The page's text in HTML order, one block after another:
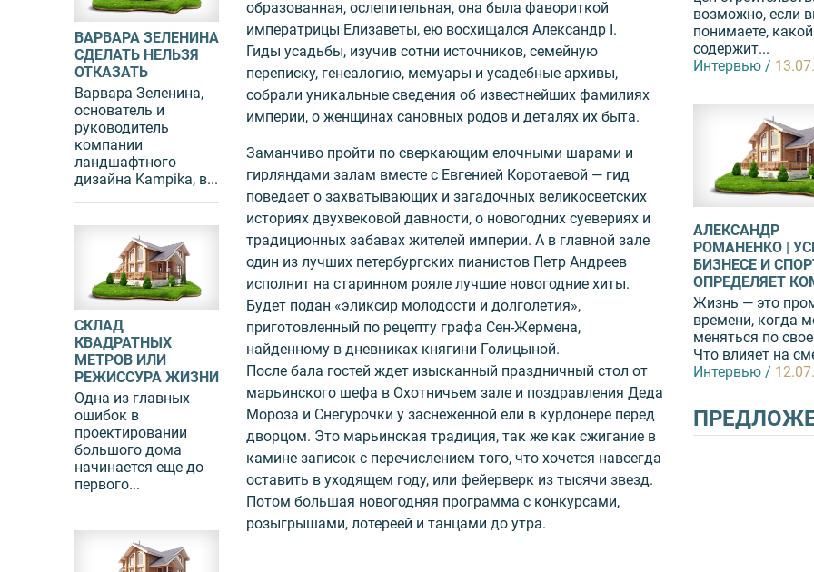
ВАРВАРА ЗЕЛЕНИНА
СДЕЛАТЬ НЕЛЬЗЯ
ОТКАЗАТЬ
Варвара Зеленина,
основатель и
руководитель
компании
ландшафтного
дизайна Kampika, в...
СКЛАД
КВАДРАТНЫХ
МЕТРОВ ИЛИ
РЕЖИССУРА ЖИЗНИ
Одна из главных
ошибок в
проектировании
большого дома
начинается еще до
первого...
образованная, ослепительная, она была фавориткой
императрицы Елизаветы, ею восхищался Александр I.
Гиды усадьбы, изучив сотни источников, семейную
переписку, генеалогию, мемуары и усадебные архивы,
собрали уникальные сведения об известнейших фамилиях
империи, о женщинах сановных родов и деталях их быта.
Заманчиво пройти по сверкающим елочными шарами и
гирляндами залам вместе с Евгенией Коротаевой — гид
поведает о захватывающих и загадочных великосветских
историях двухвековой давности, о новогодних суевериях и
традиционных забавах жителей империи. А в главной зале
один из лучших петербургских пианистов Петр Андреев
исполнит на старинном рояле лучшие новогодние хиты.
Будет подан «эликсир молодости и долголетия»,
приготовленный по рецепту графа Сен-Жермена,
найденному в дневниках княгини Голицыной.
После бала гостей ждет изысканный праздничный стол от
марьинского шефа в Охотничьем зале и поздравления Деда
Мороза и Снегурочки у заснеженной ели в курдонере перед
дворцом. Это марьинская традиция, так же как сжигание в
камине записок с перечислением того, что хочется навсегда
оставить в уходящем году, или фейерверк из тысячи звезд.
Потом большая новогодняя программа с конкурсами,
розыгрышами, лотереей и танцами до утра.
возможно, если
понимаете,
содержит...
Интервью /
АЛЕКСАНДР
РОМАНЕНКО |
БИЗНЕСЕ И
ОПРЕДЕЛЯЕТ
Жизнь — это
времени, когда
меняться по
Что влияет на
Интервью /